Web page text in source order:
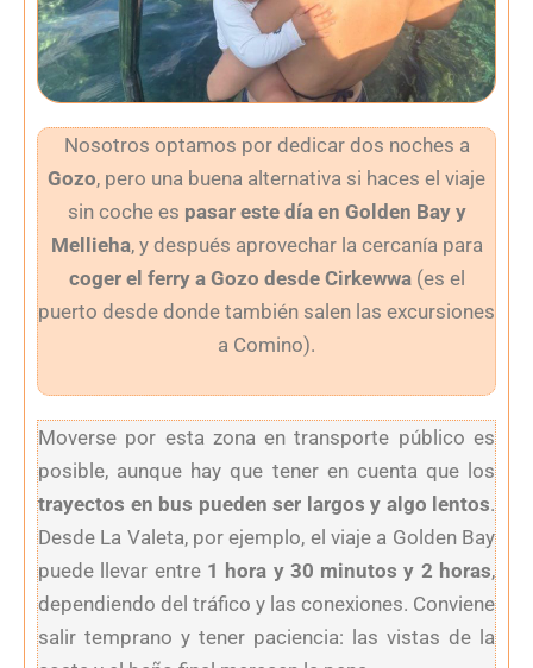
Nosotros optamos por dedicar dos noches a
Gozo, pero una buena alternativa si haces el viaje
sin coche es pasar este día en Golden Bay y
Mellieha, y después aprovechar la cercanía para
coger el ferry a Gozo desde Cirkewwa(es el
puerto desde donde también salen las excursiones
a Comino).
Moverse por esta zona en transporte público es
posible, aunque hay que tener en cuenta que los
trayectos en bus pueden ser largos y algo lentos.
Desde La Valeta, por ejemplo, el viaje a Golden Bay
puede llevar entre 1 hora y 30 minutos y 2 horas,
dependiendo del tráfico y las conexiones. Conviene
salir temprano y tener paciencia: las vistas de la